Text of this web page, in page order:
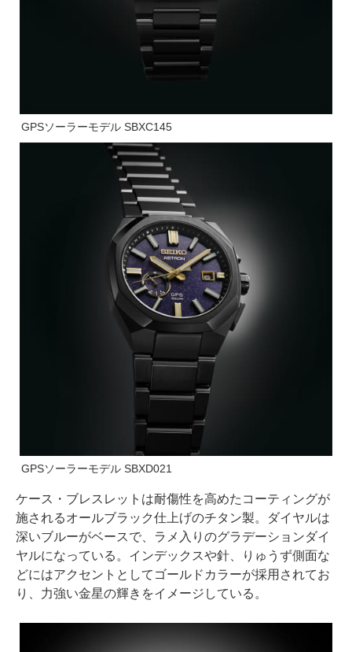
GPSソーラーモデル SBXC145
GPSソーラーモデル SBXD021
ケース・ブレスレットは耐傷性を高めたコーティングが
施されるオールブラック仕上げのチタン製。ダイヤルは
深いブルーがベースで、ラメ入りのグラデーションダイ
ヤルになっている。インデックスや針、りゅうず側面な
どにはアクセントとしてゴールドカラーが採用されてお
り、力強い金星の輝きをイメージしている。